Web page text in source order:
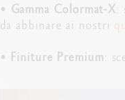
• Gamma Colormat-X
da abbinare ai nostri
• Finiture Premium :